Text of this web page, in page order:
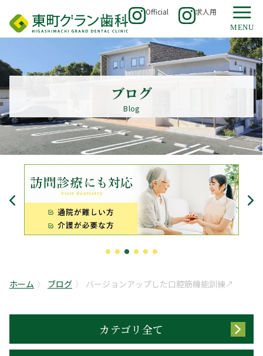
Official 求人用
ブログ
Blog
ホーム ブログ バージョンアップした口腔筋機能訓練↗︎
カテゴリ全て